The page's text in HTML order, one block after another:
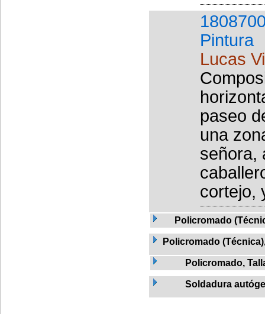
Pintura
Lucas
paseo
una
señora,
cortejo,
Policromado
Policromado
Policromado,
Soldadura